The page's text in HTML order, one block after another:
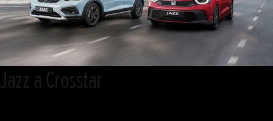
Jazz a Crosstar